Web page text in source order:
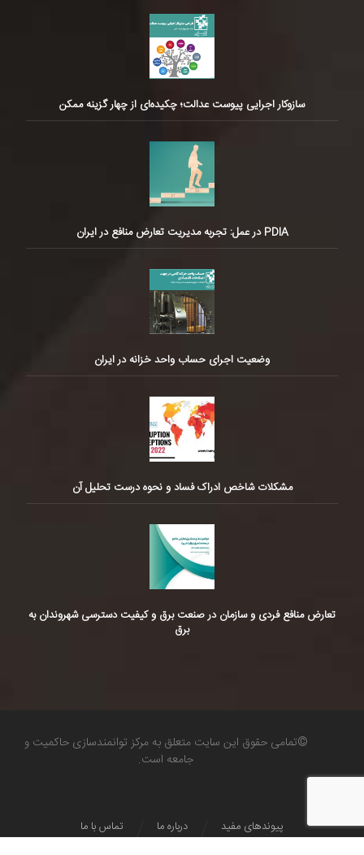
سازوکار اجرایی پیوست عدالت؛ چکیده‌ای از چهار گزینه ممکن
PDIA در عمل: تجربه مدیریت تعارض منافع در ایران
وضعیت اجرای حساب واحد خزانه در ایران
مشکلات شاخص ادراک فساد و نحوه درست تحلیل آن
تعارض منافع فردی و سازمان در صنعت برق و کیفیت دسترسی شهروندان به
برق
©تمامی حقوق این سایت متعلق به مرکز توانمندسازی حاکمیت و
جامعه است.
تماس با ما درباره ما پیوندهای مفید